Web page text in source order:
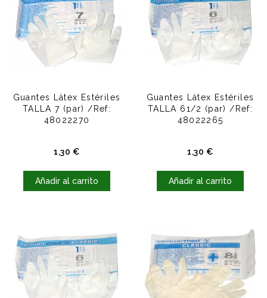
Guantes Látex Estériles
TALLA 7 (par) /Ref:
48022270
1,30 €Precio
Añadir al carrito
Guantes Látex Estériles
TALLA 61/2 (par) /Ref:
48022265
1,30 €Precio
Añadir al carrito